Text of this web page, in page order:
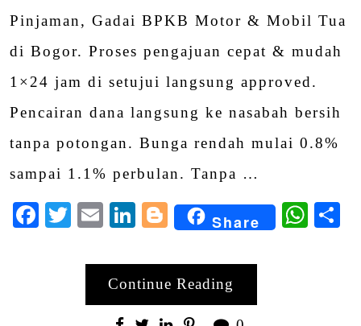
Pinjaman, Gadai BPKB Motor & Mobil Tua
di Bogor. Proses pengajuan cepat & mudah
1×24 jam di setujui langsung approved.
Pencairan dana langsung ke nasabah bersih
tanpa potongan. Bunga rendah mulai 0.8%
sampai 1.1% perbulan. Tanpa …
Facebook
Twitter
EmailLinkedIn
Blogger
Share
Continue Reading